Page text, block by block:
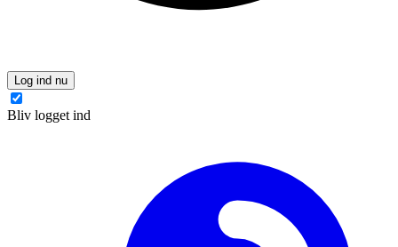
Log ind nu
Bliv logget ind